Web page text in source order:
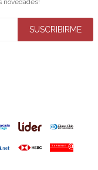
novedades!
SUSCRIBIRME